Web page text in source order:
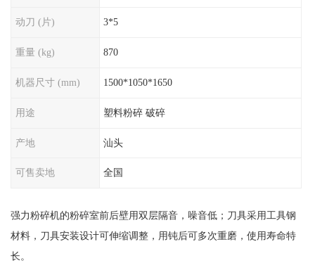
动刀 (片) 3*5
重量 (kg) 870
机器尺寸 (mm) 1500*1050*1650
用途 塑料粉碎 破碎
产地 汕头
可售卖地 全国
强力粉碎机的粉碎室前后壁用双层隔音，噪音低；刀具采用工具钢
材料，刀具安装设计可伸缩调整，用钝后可多次重磨，使用寿命特
长。